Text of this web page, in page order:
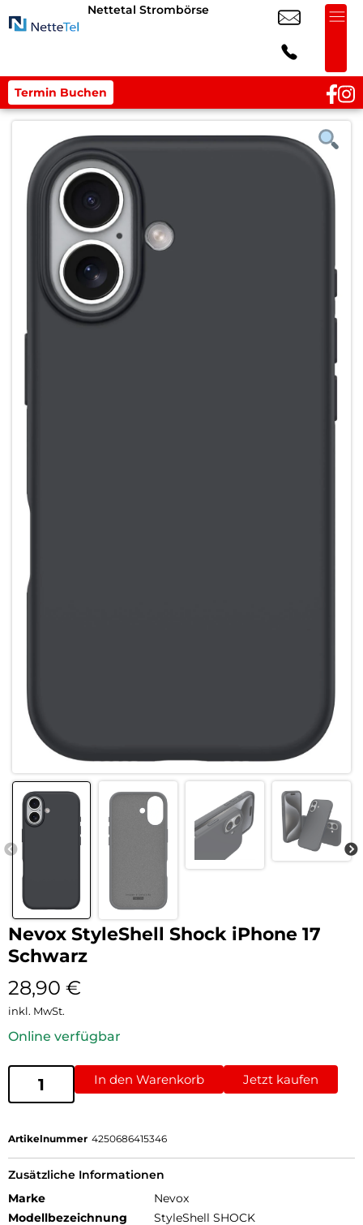
Nettetal Strombörse
Termin Buchen
Nevox StyleShell Shock iPhone 17
Schwarz
28,90 €
inkl. MwSt.
Online verfügbar
In den Warenkorb Jetzt kaufen
Artikelnummer 4250686415346
Zusätzliche Informationen
Marke
Nevox
Modellbezeichnung
StyleShell SHOCK